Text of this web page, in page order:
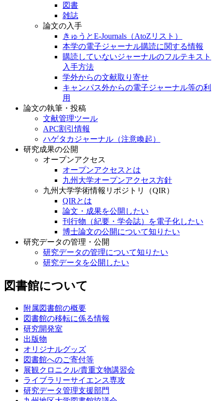
図書
雑誌
論文の入手
きゅうとE-Journals（AtoZリスト）
本学の電子ジャーナル購読に関する情報
購読していないジャーナルのフルテキスト
入手方法
学外からの文献取り寄せ
キャンパス外からの電子ジャーナル等の利
用
論文の執筆・投稿
文献管理ツール
APC割引情報
ハゲタカジャーナル（注意喚起）
研究成果の公開
オープンアクセス
オープンアクセスとは
九州大学オープンアクセス方針
九州大学学術情報リポジトリ（QIR）
QIRとは
論文・成果を公開したい
刊行物（紀要・学会誌）を電子化したい
博士論文の公開について知りたい
研究データの管理・公開
研究データの管理について知りたい
研究データを公開したい
図書館について
附属図書館の概要
図書館の移転に係る情報
研究開発室
出版物
オリジナルグッズ
図書館へのご寄付等
展観クロニクル/貴重文物講習会
ライブラリーサイエンス専攻
研究データ管理支援部門